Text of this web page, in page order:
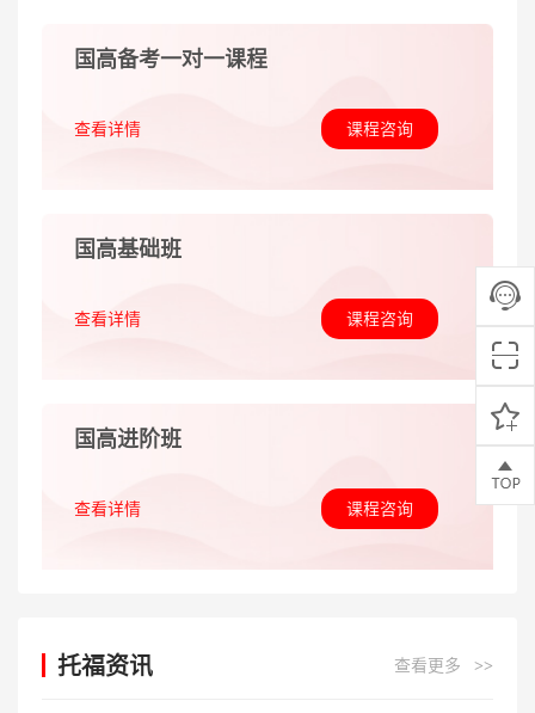
国高备考一对一课程
查看详情 课程咨询
国高基础班
查看详情 课程咨询
国高进阶班
查看详情 课程咨询
托福资讯 查看更多 >>